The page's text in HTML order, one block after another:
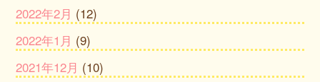
2022年2月 (12)
2022年1月 (9)
2021年12月 (10)